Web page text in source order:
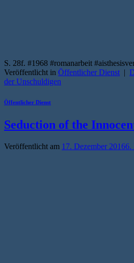
S. 28f. #1968 #romanarbeit
Veröffentlicht in Öffentlicher Dienst |
der Unschuldigen
Öffentlicher Dienst
Seduction of the
Veröffentlicht am 17. Dezember 20166.